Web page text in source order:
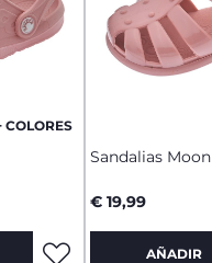
COLORES
Sandalias Moon
€ 19,99
AÑADIR